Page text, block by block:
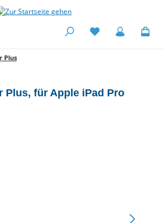
Plus
Plus, für Apple iPad Pro